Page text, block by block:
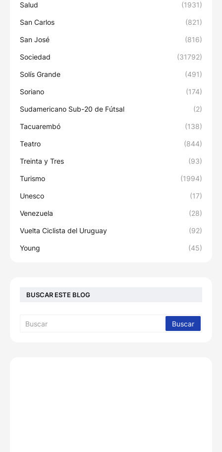
Salud (1931)
San Carlos (821)
San José (816)
Sociedad (31792)
Solís Grande (491)
Soriano (174)
Sudamericano Sub-20 de Fútsal (2)
Tacuarembó (138)
Teatro (844)
Treinta y Tres (93)
Turismo (1994)
Unesco (17)
Venezuela (28)
Vuelta Ciclista del Uruguay (92)
Young (45)
BUSCAR ESTE BLOG